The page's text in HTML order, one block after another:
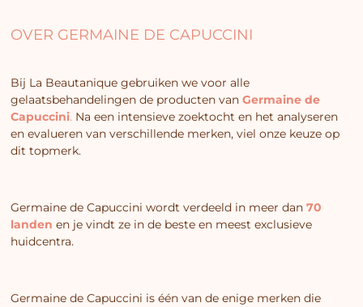
OVER GERMAINE DE CAPUCCINI
Bij La Beautanique gebruiken we voor alle
gelaatsbehandelingen de producten van Germaine de
Capuccini. Na een intensieve zoektocht en het analyseren
en evalueren van verschillende merken, viel onze keuze op
dit topmerk.
Germaine de Capuccini wordt verdeeld in meer dan 70
landen en je vindt ze in de beste en meest exclusieve
huidcentra.
Germaine de Capuccini is één van de enige merken die